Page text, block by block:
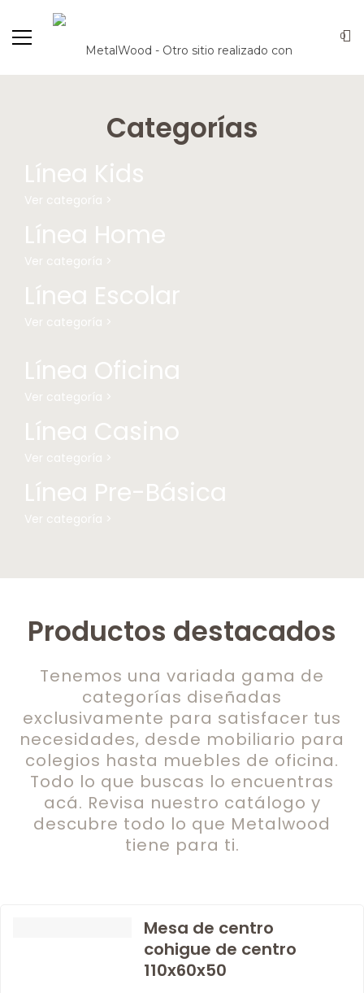
0
Categorías
Línea Kids
Ver categoría >
Línea Home
Ver categoría >
Línea Escolar
Ver categoría >
Línea Oficina
Ver categoría >
Línea Casino
Ver categoría >
Línea Pre-Básica
Ver categoría >
Productos destacados
Tenemos una variada gama de
categorías diseñadas
exclusivamente para satisfacer tus
necesidades, desde mobiliario para
colegios hasta muebles de oficina.
Todo lo que buscas lo encuentras
acá. Revisa nuestro catálogo y
descubre todo lo que Metalwood
tiene para ti.
Mesa de centro
cohigue de centro
110x60x50